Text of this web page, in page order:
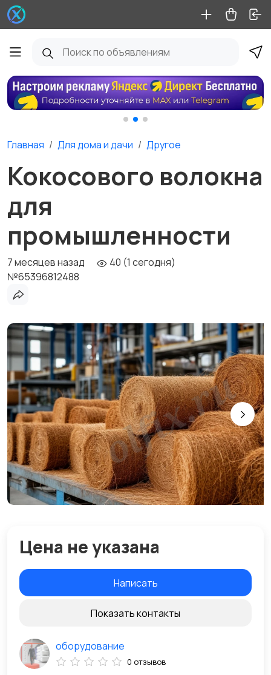
Главная Для дома и дачи Другое
Кокосового волокна
для
промышленности
7 месяцев назад
40 (1 сегодня)
№65396812488
Цена не указана
Написать
Показать контакты
оборудование
0 отзывов